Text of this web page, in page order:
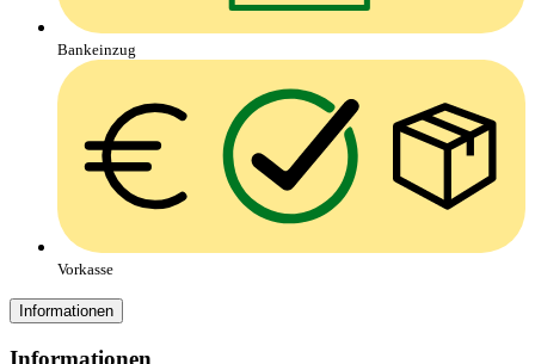
Bankeinzug
Vorkasse
Informationen
Informationen